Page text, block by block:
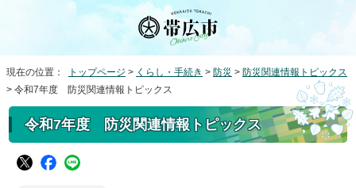
現在の位置： トップページ > くらし・手続き > 防災 > 防災関連情報トピックス
> 令和7年度 防災関連情報トピックス
令和7年度 防災関連情報トピックス